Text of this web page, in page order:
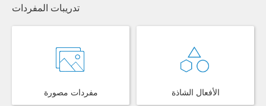
تدريبات المفردات
مفردات مصورة الأفعال الشاذة